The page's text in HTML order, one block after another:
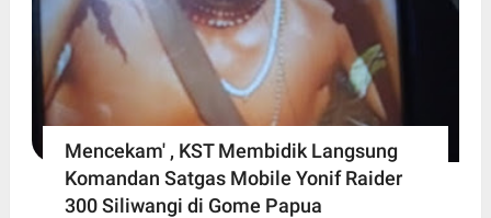
Mencekam' , KST Membidik Langsung
Komandan Satgas Mobile Yonif Raider
300 Siliwangi di Gome Papua